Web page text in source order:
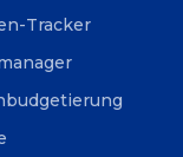
Tracker